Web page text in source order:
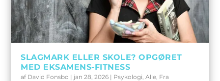
SLAGMARK ELLER SKOLE? OPGØRET
MED EKSAMENS-FITNESS
af David Fonsbo | jan 28, 2026 | Psykologi ,Alle Fra